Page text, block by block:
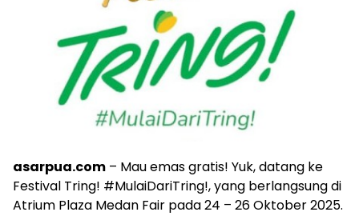
asarpua.com – Mau emas gratis! Yuk, datang ke
Festival Tring! #MulaiDariTring!, yang berlangsung di
Atrium Plaza Medan Fair pada 24 – 26 Oktober 2025.